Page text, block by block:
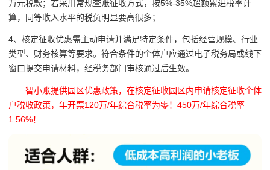
万元税款；若采用常规查账征收方式，按5%-35%超额累进税率计
算，同等收入水平的税负明显要高很多；
4、核定征收优惠需主动申请并满足特定条件，包括经营规模、行业
类型、财务核算等要求。符合条件的个体户应通过电子税务局或线下
窗口提交申请材料，经税务部门审核通过后生效。
智小账提供园区优惠政策，在核定征收园区内申请核定征收个体
户税收政策，年开票120万/年综合税率为零！450万/年综合税率
1.56%！